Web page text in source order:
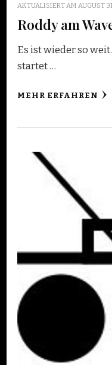
AKTUALISIERT AM AUGUST
Roddy am
Es ist wieder so
startet …
MEHR ERFAHREN